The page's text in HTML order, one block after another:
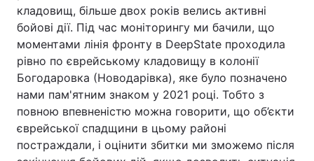
кладовищ, більше двох років велись активні
бойові дії. Під час моніторингу ми бачили, що
моментами лінія фронту в DeepState проходила
рівно по єврейському кладовищу в колонії
Богодаровка (Новодарівка), яке було позначено
нами пам'ятним знаком у 2021 році. Тобто з
повною впевненістю можна говорити, що об’єкти
єврейської спадщини в цьому районі
постраждали, і оцінити збитки ми зможемо після